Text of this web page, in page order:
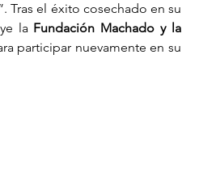
Tras el éxito cosechado en su
la Fundación Machado y la
participar nuevamente en su